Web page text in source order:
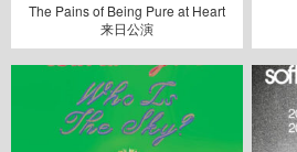
The Pains of Being Pure at Heart
来日公演